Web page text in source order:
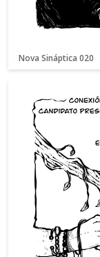
Nova Sináptica 020